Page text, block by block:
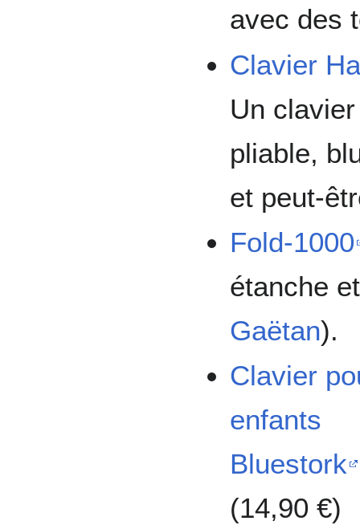
avec des
Clavier
Un
pliable,
et peut-
Fold-1000
étanche
Gaëtan).
Clavier
enfants
Bluestork
(14,90 €)